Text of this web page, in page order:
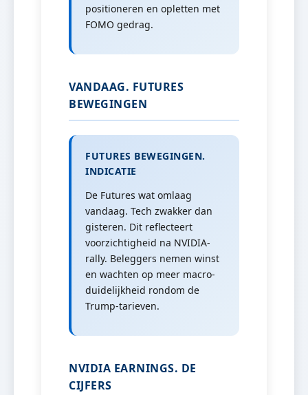
positioneren en opletten met
FOMO gedrag.
VANDAAG. FUTURES
BEWEGINGEN
FUTURES BEWEGINGEN.
INDICATIE
De Futures wat omlaag
vandaag. Tech zwakker dan
gisteren. Dit reflecteert
voorzichtigheid na NVIDIA-
rally. Beleggers nemen winst
en wachten op meer macro-
duidelijkheid rondom de
Trump-tarieven.
NVIDIA EARNINGS. DE
CIJFERS